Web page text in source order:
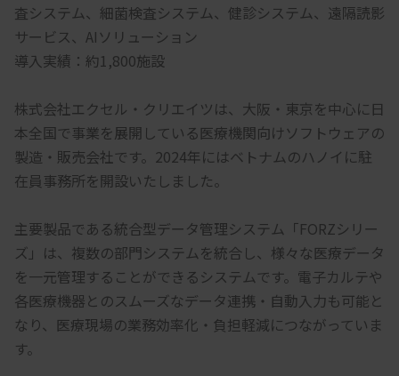
査システム、細菌検査システム、健診システム、遠隔読影
サービス、AIソリューション
導入実績：約1,800施設
株式会社エクセル・クリエイツは、大阪・東京を中心に日
本全国で事業を展開している医療機関向けソフトウェアの
製造・販売会社です。2024年にはベトナムのハノイに駐
在員事務所を開設いたしました。
主要製品である統合型データ管理システム「FORZシリー
ズ」は、複数の部門システムを統合し、様々な医療データ
を一元管理することができるシステムです。電子カルテや
各医療機器とのスムーズなデータ連携・自動入力も可能と
なり、医療現場の業務効率化・負担軽減につながっていま
す。